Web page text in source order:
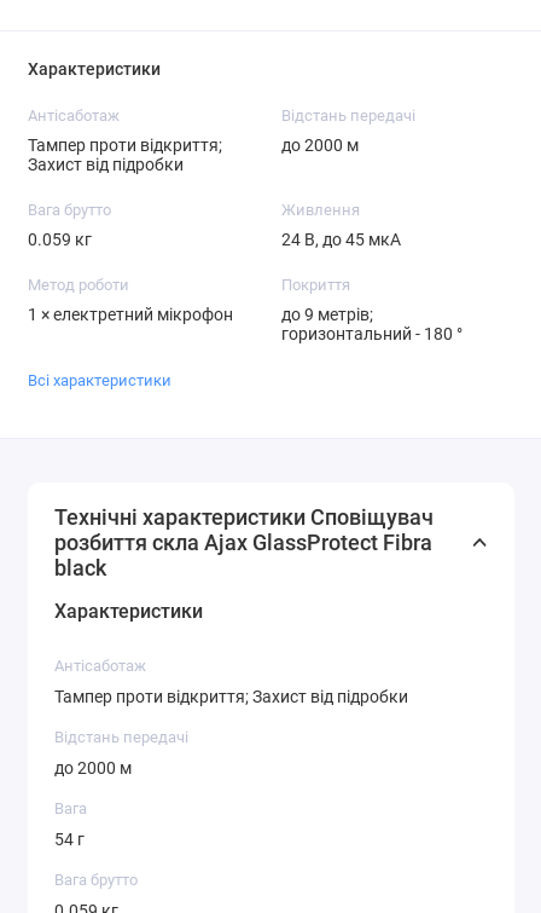
Характеристики
Антісаботаж
Тампер проти відкриття;
Захист від підробки
Відстань передачі
до 2000 м
Вага брутто
0.059 кг
Живлення
24 В, до 45 мкА
Метод роботи
1 × електретний мікрофон
Покриття
до 9 метрів;
горизонтальний - 180 °
Всі характеристики
Технічні характеристики Сповіщувач
розбиття скла Ajax GlassProtect Fibra
black
Характеристики
Антісаботаж
Тампер проти відкриття; Захист від підробки
Відстань передачі
до 2000 м
Вага
54 г
Вага брутто